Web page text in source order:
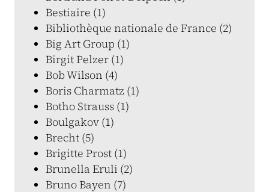
Bestiaire (1)
Bibliothèque nationale de France (2)
Big Art Group (1)
Birgit Pelzer (1)
Bob Wilson (4)
Boris Charmatz (1)
Botho Strauss (1)
Boulgakov (1)
Brecht (5)
Brigitte Prost (1)
Brunella Eruli (2)
Bruno Bayen (7)